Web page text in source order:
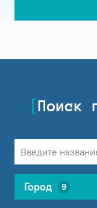
Поиск
Город 9